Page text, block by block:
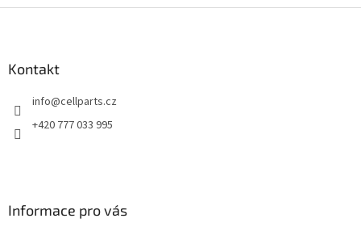
Kontakt
info@cellparts.cz
+420 777 033 995
Informace pro vás